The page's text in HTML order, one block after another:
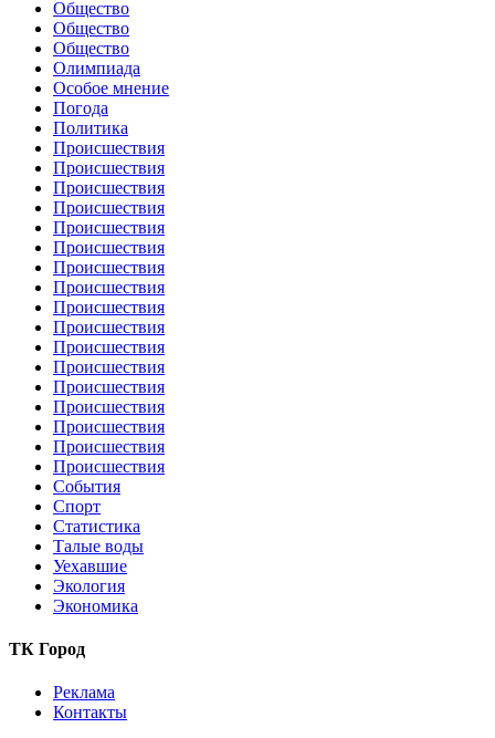
Общество
Общество
Общество
Олимпиада
Особое мнение
Погода
Политика
Происшествия
Происшествия
Происшествия
Происшествия
Происшествия
Происшествия
Происшествия
Происшествия
Происшествия
Происшествия
Происшествия
Происшествия
Происшествия
Происшествия
Происшествия
Происшествия
Происшествия
События
Спорт
Статистика
Талые воды
Уехавшие
Экология
Экономика
ТК Город
Реклама
Контакты